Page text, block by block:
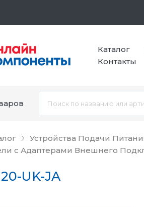
Устройства Подачи
с Адаптерами Внешнего
UK-JA
Каталог
Контакты